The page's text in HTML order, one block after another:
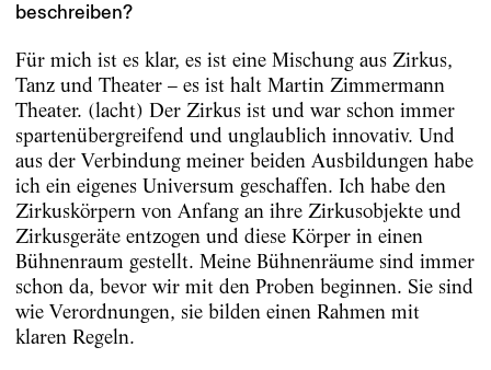
beschreiben?
Für mich ist es klar, es ist eine Mischung aus Zirkus,
Tanz und Theater – es ist halt Martin Zimmermann
Theater. (lacht) Der Zirkus ist und war schon immer
spartenübergreifend und unglaublich innovativ. Und
aus der Verbindung meiner beiden Ausbildungen habe
ich ein eigenes Universum geschaffen. Ich habe den
Zirkuskörpern von Anfang an ihre Zirkusobjekte und
Zirkusgeräte entzogen und diese Körper in einen
Bühnenraum gestellt. Meine Bühnenräume sind immer
schon da, bevor wir mit den Proben beginnen. Sie sind
wie Verordnungen, sie bilden einen Rahmen mit
klaren Regeln.